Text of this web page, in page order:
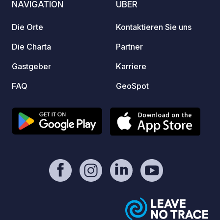
NAVIGATION
Die Orte
Die Charta
Gastgeber
FAQ
ÜBER
Kontaktieren Sie uns
Partner
Karriere
GeoSpot